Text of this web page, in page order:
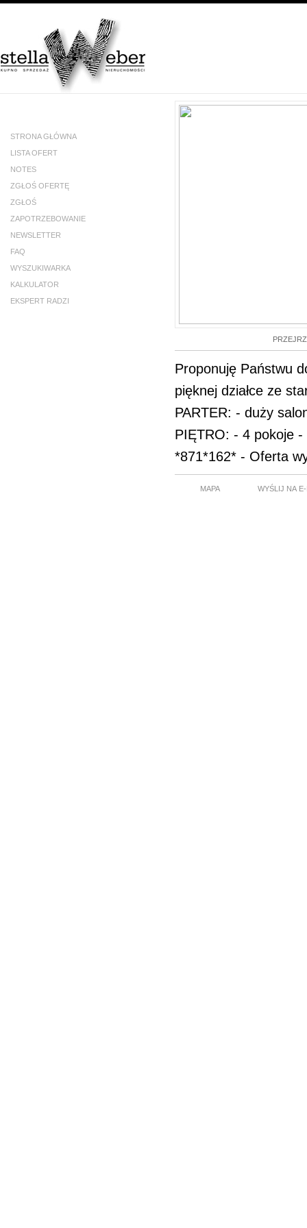
STRONA GŁÓWNA
LISTA OFERT
NOTES
ZGŁOŚ OFERTĘ
ZGŁOŚ
ZAPOTRZEBOWANIE
NEWSLETTER
FAQ
WYSZUKIWARKA
KALKULATOR
EKSPERT RADZI
Proponuję Państwu
pięknej działce ze
PARTER: - duży
PIĘTRO: - 4 pokoje -
*871*162* - Oferta
MAPA WYŚLIJ NA